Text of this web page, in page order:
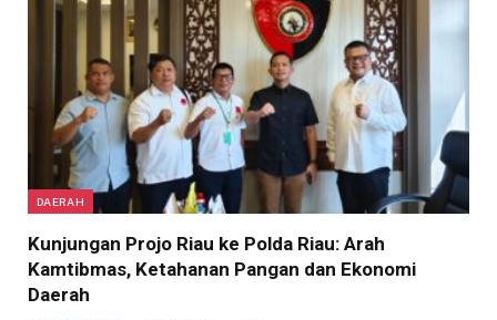
DAERAH
Kunjungan Projo Riau ke Polda Riau: Arah
Kamtibmas, Ketahanan Pangan dan Ekonomi
Daerah